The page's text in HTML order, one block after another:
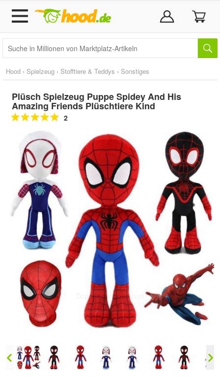
Hood › Spielzeug › Stofftiere & Teddys › Sonstiges
Plüsch Spielzeug Puppe Spidey And His
Amazing Friends Plüschtiere Kind
2
Doppelt antippen zum
vergrößern